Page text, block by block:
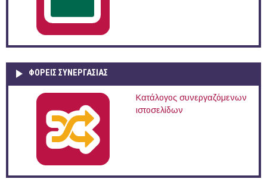
ΦΟΡΕΙΣ ΣΥΝΕΡΓΑΣΙΑΣ
Κατάλογος συνεργαζόμενων
ιστοσελίδων